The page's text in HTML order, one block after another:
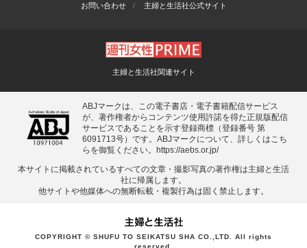
お問い合わせ
主婦と生活社公式サイト
主婦と生活社関連サイト
ABJマークは、この電子書店・電子書籍配信サービス
が、著作権者からコンテンツ使用許諾を得た正規版配信
サービスであることを示す登録商標（登録番号 第
6091713号）です。ABJマークについて、詳しくはこち
らを御覧ください。 https://aebs.or.jp/
本サイトに掲載されているすべての⽂章・撮影写真の著作権は主婦と⽣活
社に帰属します。
他サイトや他媒体への無断転載・複製⾏為は固く禁⽌します。
COPYRIGHT © SHUFU TO SEIKATSU SHA CO.,LTD. All rights
reserved.